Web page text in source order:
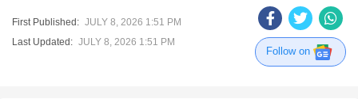
First Published: JULY 8, 2026 1:51 PM
Last Updated: JULY 8, 2026 1:51 PM
Follow on